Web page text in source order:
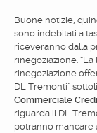
Buone notizie,
sono indebitati a
riceveranno dalla
rinegoziazione.
rinegoziazione
DL Tremonti”
Commerciale
riguarda il DL
potranno mancare